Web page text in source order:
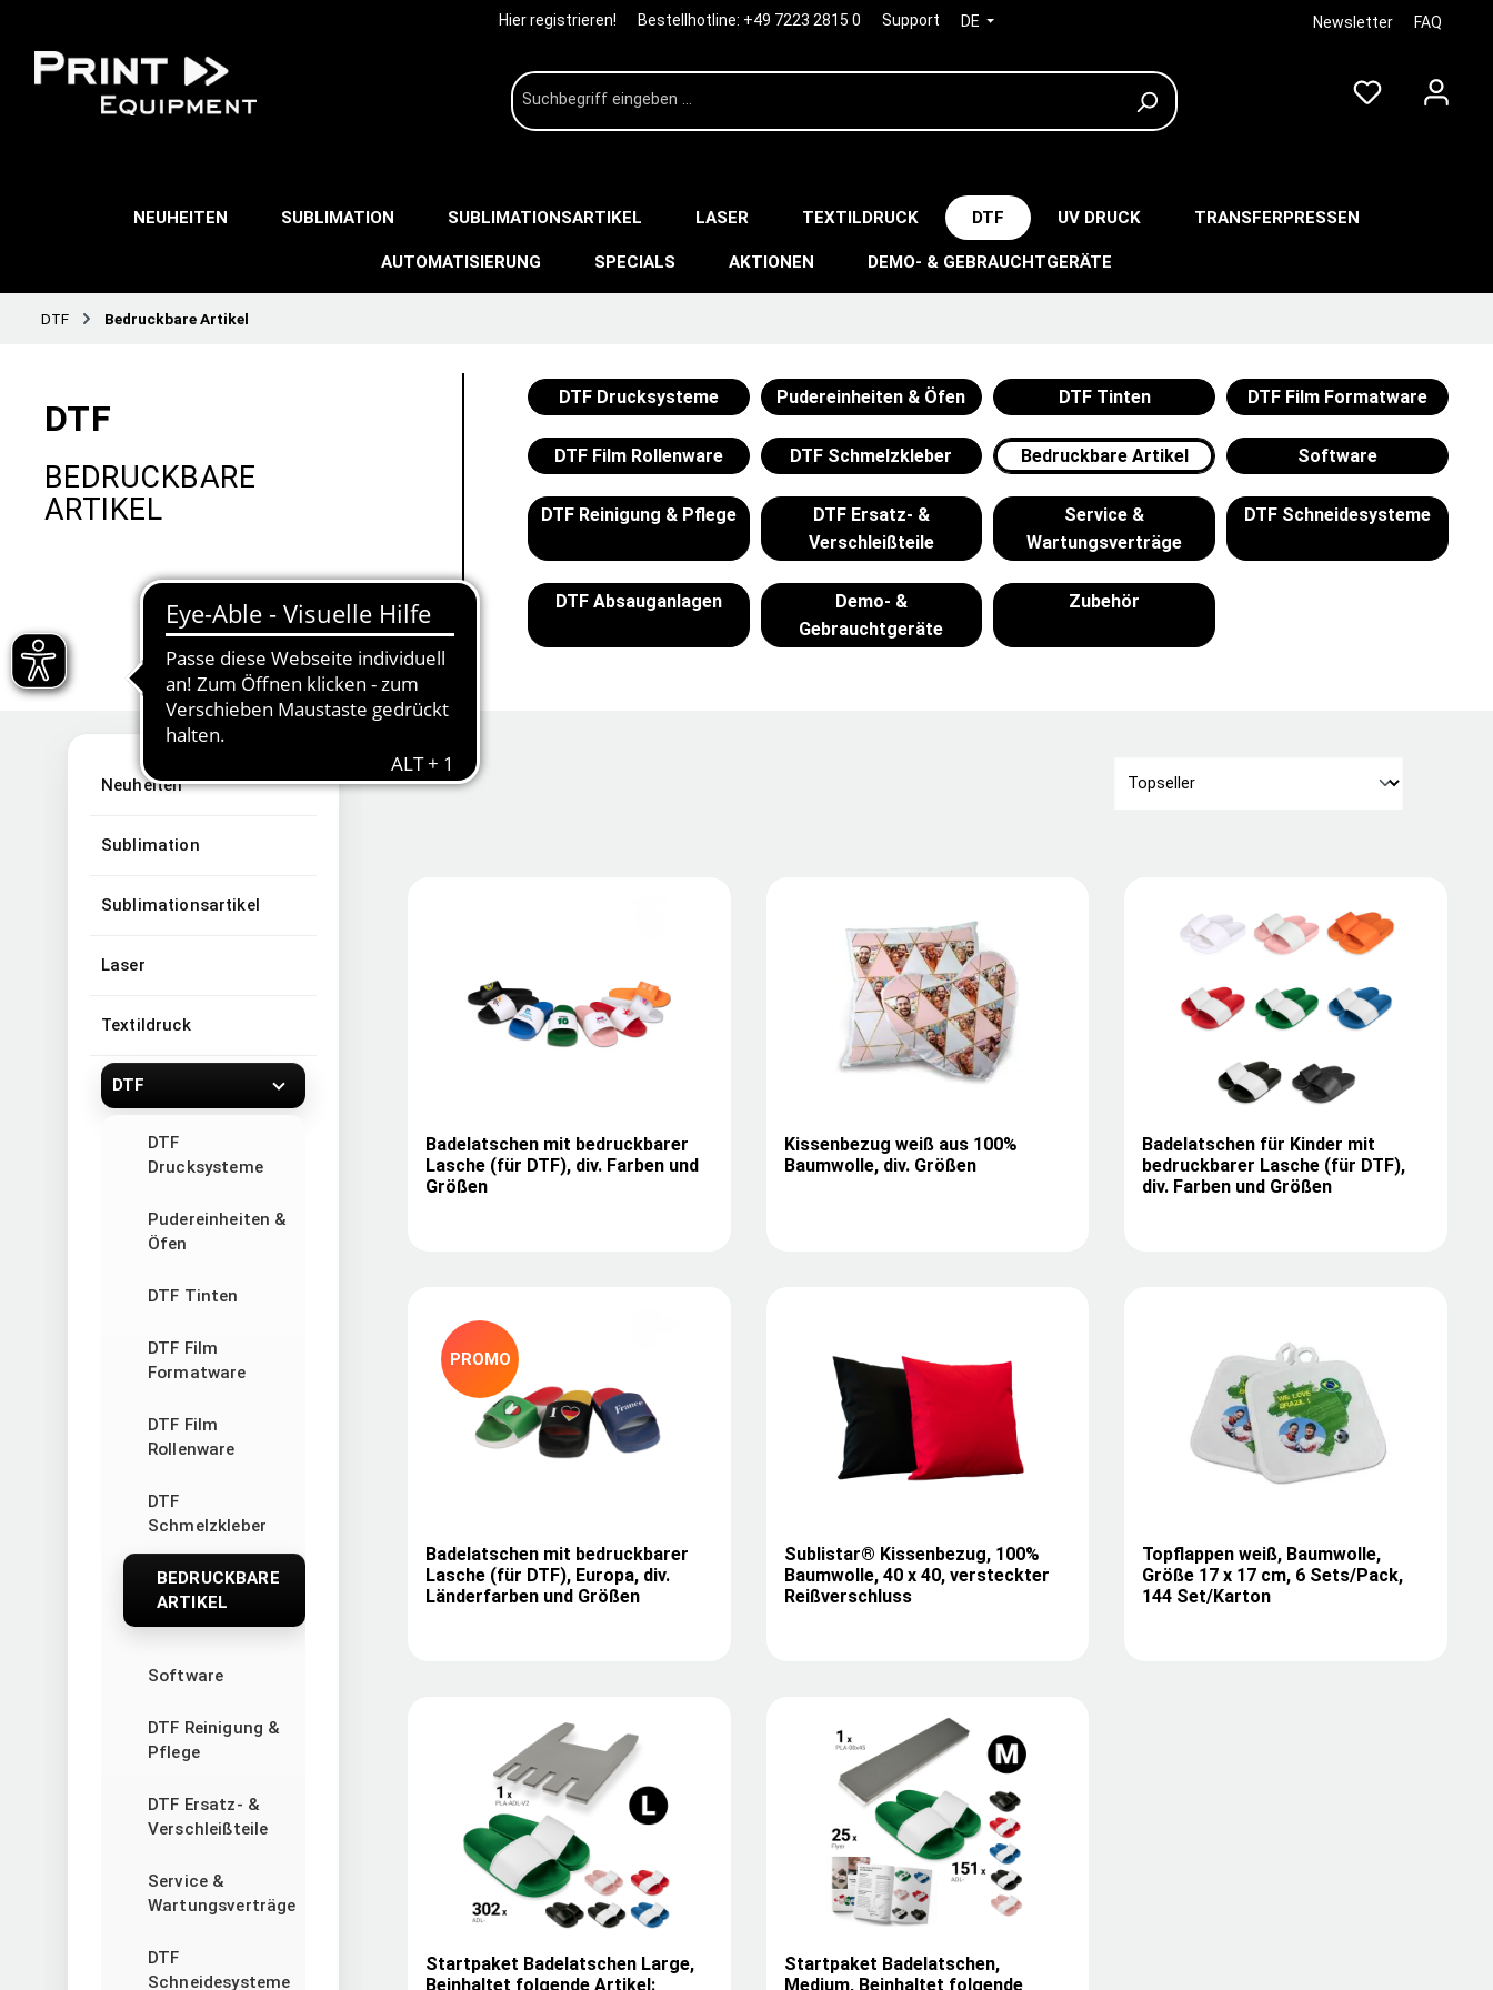
Hier registrieren! Bestellhotline: +49 7223 2815 0 Support DE Newsletter FAQ
NEUHEITEN SUBLIMATION SUBLIMATIONSARTIKEL LASER TEXTILDRUCK DTF UV DRUCK TRANSFERPRESSEN
AUTOMATISIERUNG SPECIALS AKTIONEN DEMO- & GEBRAUCHTGERÄTE
DTF Bedruckbare Artikel
DTF
BEDRUCKBARE
ARTIKEL
DTF Drucksysteme Pudereinheiten & Öfen DTF Tinten DTF Film Formatware
DTF Film Rollenware DTF Schmelzkleber Bedruckbare Artikel Software
DTF Reinigung & Pflege
DTF Ersatz- &
Verschleißteile
Service &
Wartungsverträge
DTF Schneidesysteme
DTF Absauganlagen
Demo- &
Gebrauchtgeräte
Zubehör
Neuheiten
Sublimation
Sublimationsartikel
Laser
Textildruck
DTF
DTF
Drucksysteme
Pudereinheiten &
Öfen
DTF Tinten
DTF Film
Formatware
DTF Film
Rollenware
DTF
Schmelzkleber
BEDRUCKBARE
ARTIKEL
Software
DTF Reinigung &
Pflege
DTF Ersatz- &
Verschleißteile
Service &
Wartungsverträge
DTF
Schneidesysteme
Badelatschen mit bedruckbarer
Lasche (für DTF), div. Farben und
Größen
Kissenbezug weiß aus 100%
Baumwolle, div. Größen
Badelatschen für Kinder mit
bedruckbarer Lasche (für DTF),
div. Farben und Größen
PROMO
Badelatschen mit bedruckbarer
Lasche (für DTF), Europa, div.
Länderfarben und Größen
Sublistar® Kissenbezug, 100%
Baumwolle, 40 x 40, versteckter
Reißverschluss
Topflappen weiß, Baumwolle,
Größe 17 x 17 cm, 6 Sets/Pack,
144 Set/Karton
Startpaket Badelatschen Large,
Beinhaltet folgende Artikel:
Startpaket Badelatschen,
Medium, Beinhaltet folgende